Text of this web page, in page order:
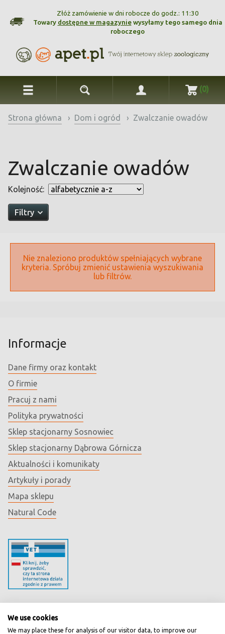
Złóż zamówienie w dni robocze do godz.: 11:30
Towary dostępne w magazyniewysyłamy tego samego dnia
roboczego
(0)
Strona główna › Dom i ogród › Zwalczanie owadów
Zwalczanie owadów
Kolejność:
Filtry
Nie znaleziono produktów spełniających wybrane
kryteria. Spróbuj zmienić ustawienia wyszukiwania
lub filtrów.
Informacje
Dane firmy oraz kontakt
O firmie
Pracuj z nami
Polityka prywatności
Sklep stacjonarny Sosnowiec
Sklep stacjonarny Dąbrowa Górnicza
Aktualności i komunikaty
Artykuły i porady
Mapa sklepu
Natural Code
Realizacja zamówień
We use cookies
We may place these for analysis of our visitor data, to improve our